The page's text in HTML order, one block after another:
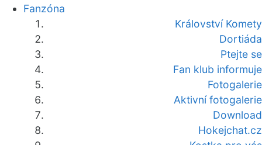
Fanzóna
Království Komety
Dortiáda
Ptejte se
Fan klub informuje
Fotogalerie
Aktivní fotogalerie
Download
Hokejchat.cz